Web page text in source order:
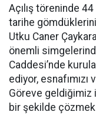
Açılış töreninde
tarihe
Utku Caner
önemli
Caddesi’nde
ediyor, esnafımızı
Göreve geldiğimiz
bir şekilde çözmek